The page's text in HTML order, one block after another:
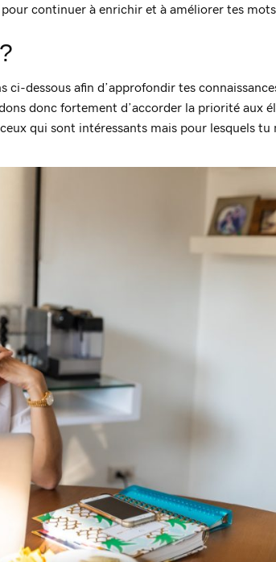
continuer à enrichir et à améliorer tes
ci-dessous afin d’approfondir tes
donc fortement d’accorder la priorité aux
qui sont intéressants mais pour lesquels tu